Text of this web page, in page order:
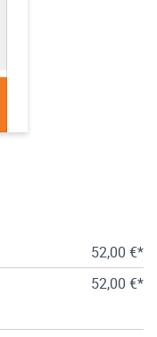
52,00 €*
52,00 €*